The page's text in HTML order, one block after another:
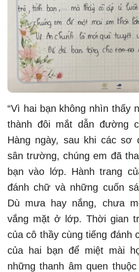
“Vì hai bạn không nhìn thấy
thành đôi mắt dẫn đường
Hàng ngày, sau khi các sơ
sân trường, chúng em đã
bạn vào lớp. Hành trang
đánh chữ và những cuốn
Dù mưa hay nắng, chưa
vắng mặt ở lớp. Thời gian
của cô thầy cùng tiếng đánh
của hai bạn để miệt mài
những thanh âm quen